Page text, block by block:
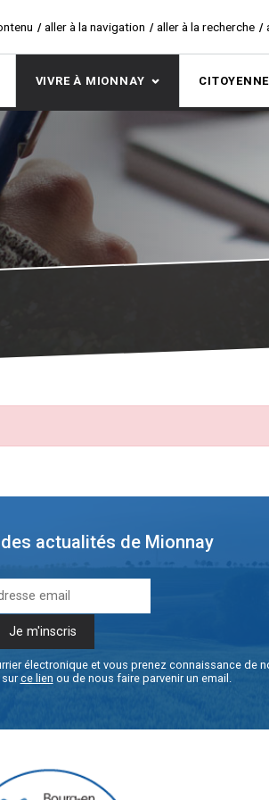
aller à la navigation aller à la recherche
VIVRE À MIONNAY
actualités de Mionnay
électronique et vous prenez connaissance de
surce lien ou de nous faire parvenir un email.